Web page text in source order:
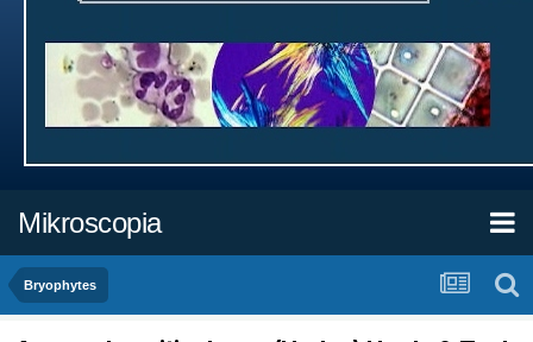
Mikroscopia
Bryophytes